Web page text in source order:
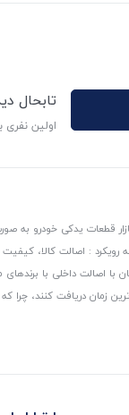
تابحال
اولین
قطعات یدکی خودرو به
: اصالت کالا،
با اصالت داخلی با
زمان دریافت کنند،